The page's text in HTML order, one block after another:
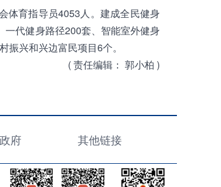
体育指导员4053人。建成全民健身
代健身路径200套、智能室外健身
兴和兴边富民项目6个。
( 责任编辑： 郭小柏 )
府 其他链接